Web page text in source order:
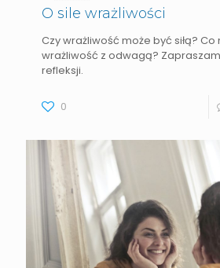
O sile wrażliwości
Czy wrażliwość może być siłą?
wrażliwość z odwagą?
refleksji.
0